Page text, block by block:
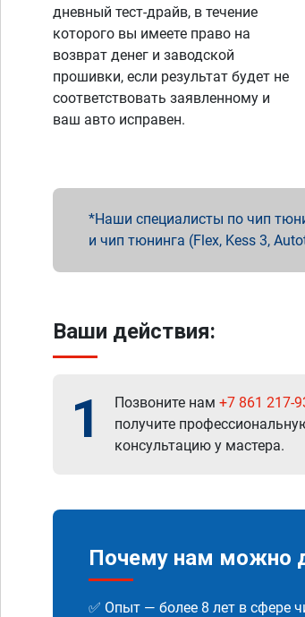
дневный тест-драйв, в течение
которого вы имеете право на
возврат денег и заводской
прошивки, если результат будет не
соответствовать заявленному и
ваш авто исправен.
Наши специалисты по чип
и чип тюнинга (Flex, Kess 3,
Ваши действия:
1 Позвоните нам +7 861 217-
получите
консультацию у мастера.
Почему нам можно
✅ Опыт — более 8 лет в сфере